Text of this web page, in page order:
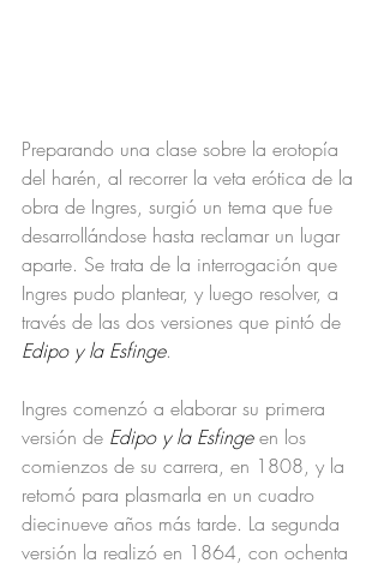
Preparando una clase sobre la erotopía
del harén, al recorrer la veta erótica de la
obra de Ingres, surgió un tema que fue
desarrollándose hasta reclamar un lugar
aparte. Se trata de la interrogación que
Ingres pudo plantear, y luego resolver, a
través de las dos versiones que pintó de
Edipo y la Esfinge.
Ingres comenzó a elaborar su primera
versión de Edipo y la Esfinge en los
comienzos de su carrera, en 1808, y la
retomó para plasmarla en un cuadro
diecinueve años más tarde. La segunda
versión la realizó en 1864, con ochenta